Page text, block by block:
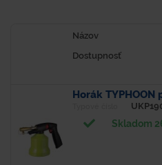
Názov
Dostupnosť
Horák TYPHOON
Skladom